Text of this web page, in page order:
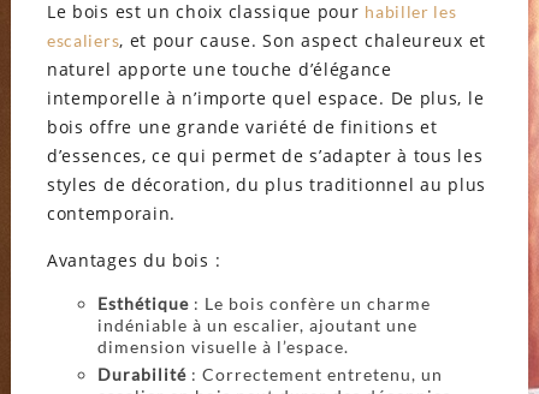
Le bois est un choix classique pour habiller les
escaliers, et pour cause. Son aspect chaleureux et
naturel apporte une touche d’élégance
intemporelle à n’importe quel espace. De plus, le
bois offre une grande variété de finitions et
d’essences, ce qui permet de s’adapter à tous les
styles de décoration, du plus traditionnel au plus
contemporain.
Avantages du bois :
Esthétique: Le bois confère un charme
indéniable à un escalier, ajoutant une
dimension visuelle à l’espace.
Durabilité: Correctement entretenu, un